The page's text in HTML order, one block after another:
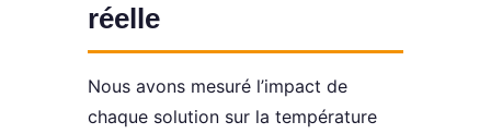
réelle
Nous avons mesuré l’impact de
chaque solution sur la température